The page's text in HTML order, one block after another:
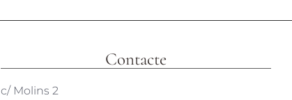
Contacte
c/ Molins 2